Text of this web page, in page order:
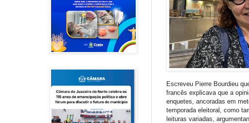
Escreveu Pierre Bourdieu
francês explicava que a
enquetes, ancoradas em
temporada eleitoral, como
leituras variadas,